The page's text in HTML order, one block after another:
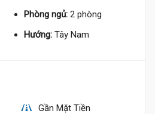
Phòng ngủ: 2 phòng
Hướng: Tây Nam
Gần Mặt Tiền